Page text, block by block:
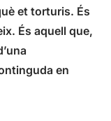
et torturis. És
És aquell que,
en